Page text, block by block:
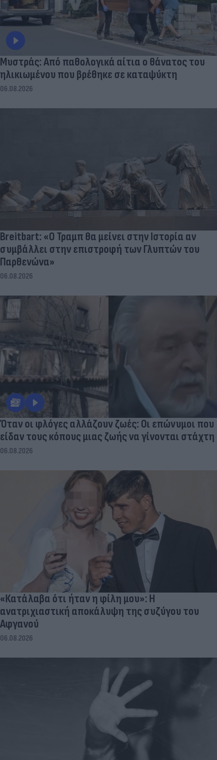
Μυστράς: Από παθολογικά αίτια ο θάνατος του
ηλικιωμένου που βρέθηκε σε καταψύκτη
06.08.2026
Breitbart: «Ο Τραμπ θα μείνει στην Ιστορία αν
συμβάλλει στην επιστροφή των Γλυπτών του
Παρθενώνα»
06.08.2026
Όταν οι φλόγες αλλάζουν ζωές: Οι επώνυμοι που
είδαν τους κόπους μιας ζωής να γίνονται στάχτη
06.08.2026
«Κατάλαβα ότι ήταν η φίλη μου»: Η
ανατριχιαστική αποκάλυψη της συζύγου του
Αφγανού
06.08.2026